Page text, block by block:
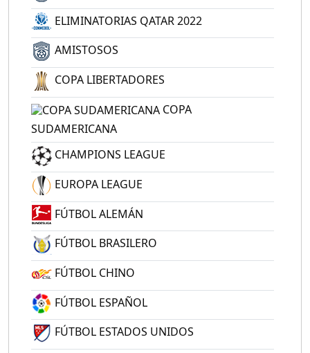
ELIMINATORIAS QATAR 2022
AMISTOSOS
COPA LIBERTADORES
COPA
SUDAMERICANA
CHAMPIONS LEAGUE
EUROPA LEAGUE
FÚTBOL ALEMÁN
FÚTBOL BRASILERO
FÚTBOL CHINO
FÚTBOL ESPAÑOL
FÚTBOL ESTADOS UNIDOS